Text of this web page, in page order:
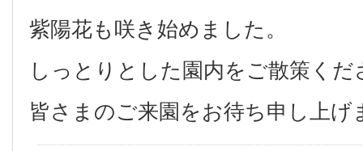
紫陽花も咲き始めました。
しっとりとした園内をご散策くだ
皆さまのご来園をお待ち申し上げ